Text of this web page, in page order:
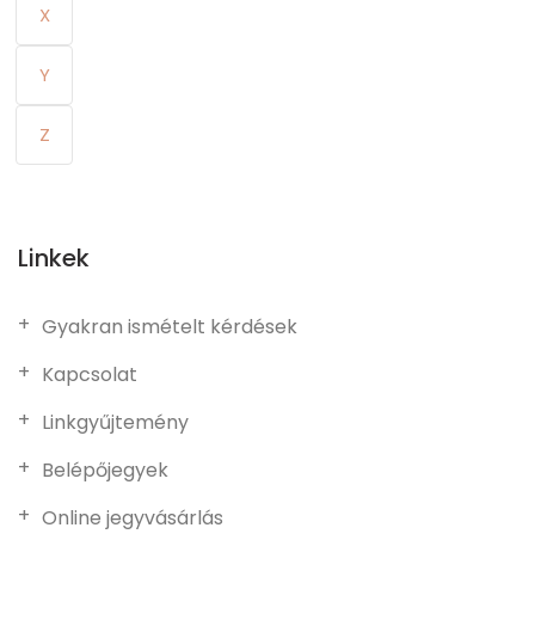
X
Y
Z
Linkek
Gyakran ismételt kérdések
Kapcsolat
Linkgyűjtemény
Belépőjegyek
Online jegyvásárlás